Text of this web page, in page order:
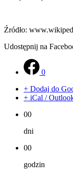
Źródło:
Udostępnij na
0
+ Dodaj do
+ iCal /
00
dni
00
godzin